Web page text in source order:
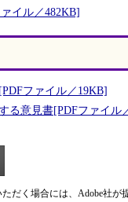
イル／482KB]
ファイル／19KB]
る意見書[PDFファイル
だく場合には、Adobe社が